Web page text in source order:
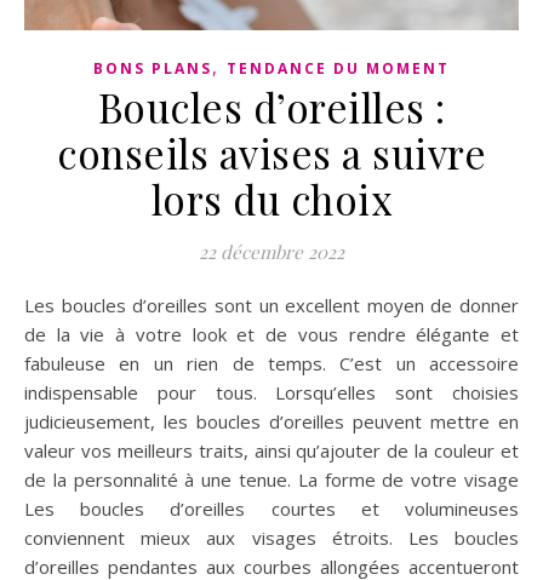
BONS PLANS, TENDANCE DU MOMENT
Boucles d’oreilles :
conseils avises a suivre
lors du choix
22 décembre 2022
Les boucles d’oreilles sont un excellent moyen de donner
de la vie à votre look et de vous rendre élégante et
fabuleuse en un rien de temps. C’est un accessoire
indispensable pour tous. Lorsqu’elles sont choisies
judicieusement, les boucles d’oreilles peuvent mettre en
valeur vos meilleurs traits, ainsi qu’ajouter de la couleur et
de la personnalité à une tenue. La forme de votre visage
Les boucles d’oreilles courtes et volumineuses
conviennent mieux aux visages étroits. Les boucles
d’oreilles pendantes aux courbes allongées accentueront